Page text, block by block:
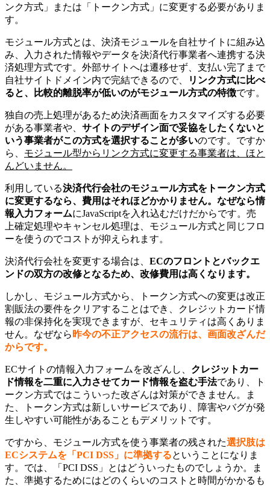
ンク方式」または「トークン方式」に変更する必要がありま
す。
モジュール方式とは、決済モジュールを自社サイトに組み込
み、入力された情報やデータを決済代行事業者へ連携する決
済処理方式です。外部サイトへは遷移せず、支払い完了まで
自社サイトドメイン内で完結できるので、
リンク方式に比べ
ると、比較的離脱率が低いのがモジュール方式の特徴です。
独自の売上処理があるため決済画面をカスタマイズする必要
がある事業者や、 サイトのデザイン面で妥協をしたくないと
いう事業者がこの方式を選択することが多いのです。ですか
ら、 モジュール型からリンク方式に変更する事業者は、ほと
んどいません。
利用している決済代行会社のモジュール方式をトークン方式
に変更するなら、費用はそれほどかかりません。なぜなら情
報入力フォームにJavaScriptを入れ込むだけだからです。売
上確定処理やキャンセル処理は、モジュール方式と同じフロ
ーを使うのでコストが抑えられます。
決済代行会社を変更する場合は、 ECのフロントとバックエ
ンドの双方の改修となるため、改修費用は高くなります。
しかし、モジュール方式から、トークン方式への変更は改正
割販法の要件をクリアすることはでき、クレジットカード情
報の非保持化を実現できますが、セキュリティは高くありま
せん。なぜなら 昨今の不正アクセスの流行は、画面改ざんだ
からです。
ECサイトの情報入力フォームを改ざんし、 クレジットカー
ド情報を二重に入力させてカード情報を盗む手法であり、ト
ークン方式ではこういった改ざんは対策ができません。ま
た、トークン方式は新しいサービスであり、障害やバグが発
生しやすい可能性があることもデメリットです。
ですから、モジュール方式を使う事業者の残された選択肢は
ECシステムを「PCI DSS」に準拠するということになりま
す。では、「PCI DSS」とはどういったものでしょうか。ま
た、準拠するためにはどのくらいのコストと時間がかかるも